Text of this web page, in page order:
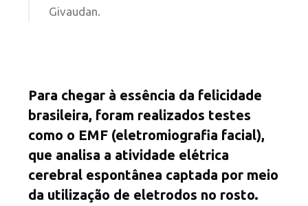
Givaudan.
Para chegar à essência da felicidade
brasileira, foram realizados testes
como o EMF (eletromiografia facial),
que analisa a atividade elétrica
cerebral espontânea captada por meio
da utilização de eletrodos no rosto.